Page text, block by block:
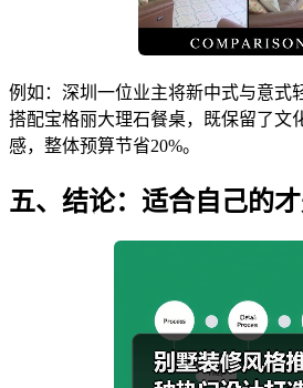
例如：深圳一位业主将新中式与意式
搭配宝格丽大理石餐桌，既保留了文
感，整体预算节省20%。
五、结论：适合自己的